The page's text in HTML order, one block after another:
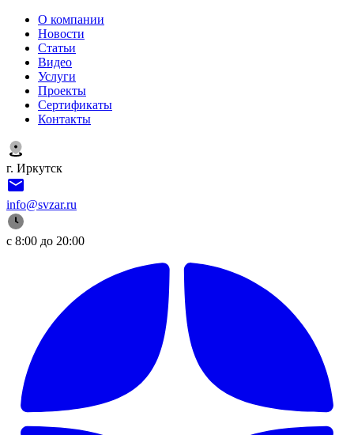
О компании
Новости
Статьи
Видео
Услуги
Проекты
Сертификаты
Контакты
г. Иркутск
info@svzar.ru
с 8:00 до 20:00